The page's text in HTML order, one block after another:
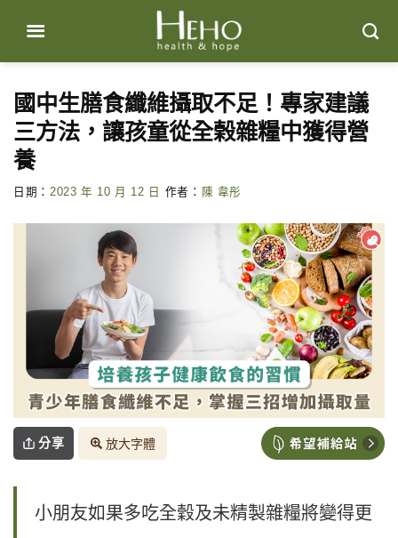
content
國中生膳食纖維攝取不足！專家建議
三方法，讓孩童從全榖雜糧中獲得營
養
日期： 2023 年 10 月 12 日 作者： 陳 韋彤
分享 放大字體
小朋友如果多吃全穀及未精製雜糧將變得更